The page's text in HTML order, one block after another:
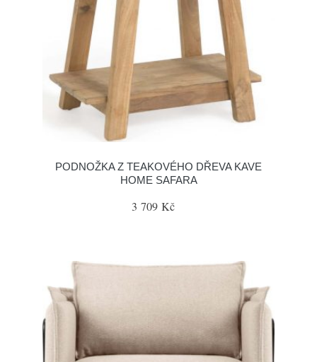
PODNOŽKA Z TEAKOVÉHO DŘEVA KAVE
HOME SAFARA
3 709 Kč